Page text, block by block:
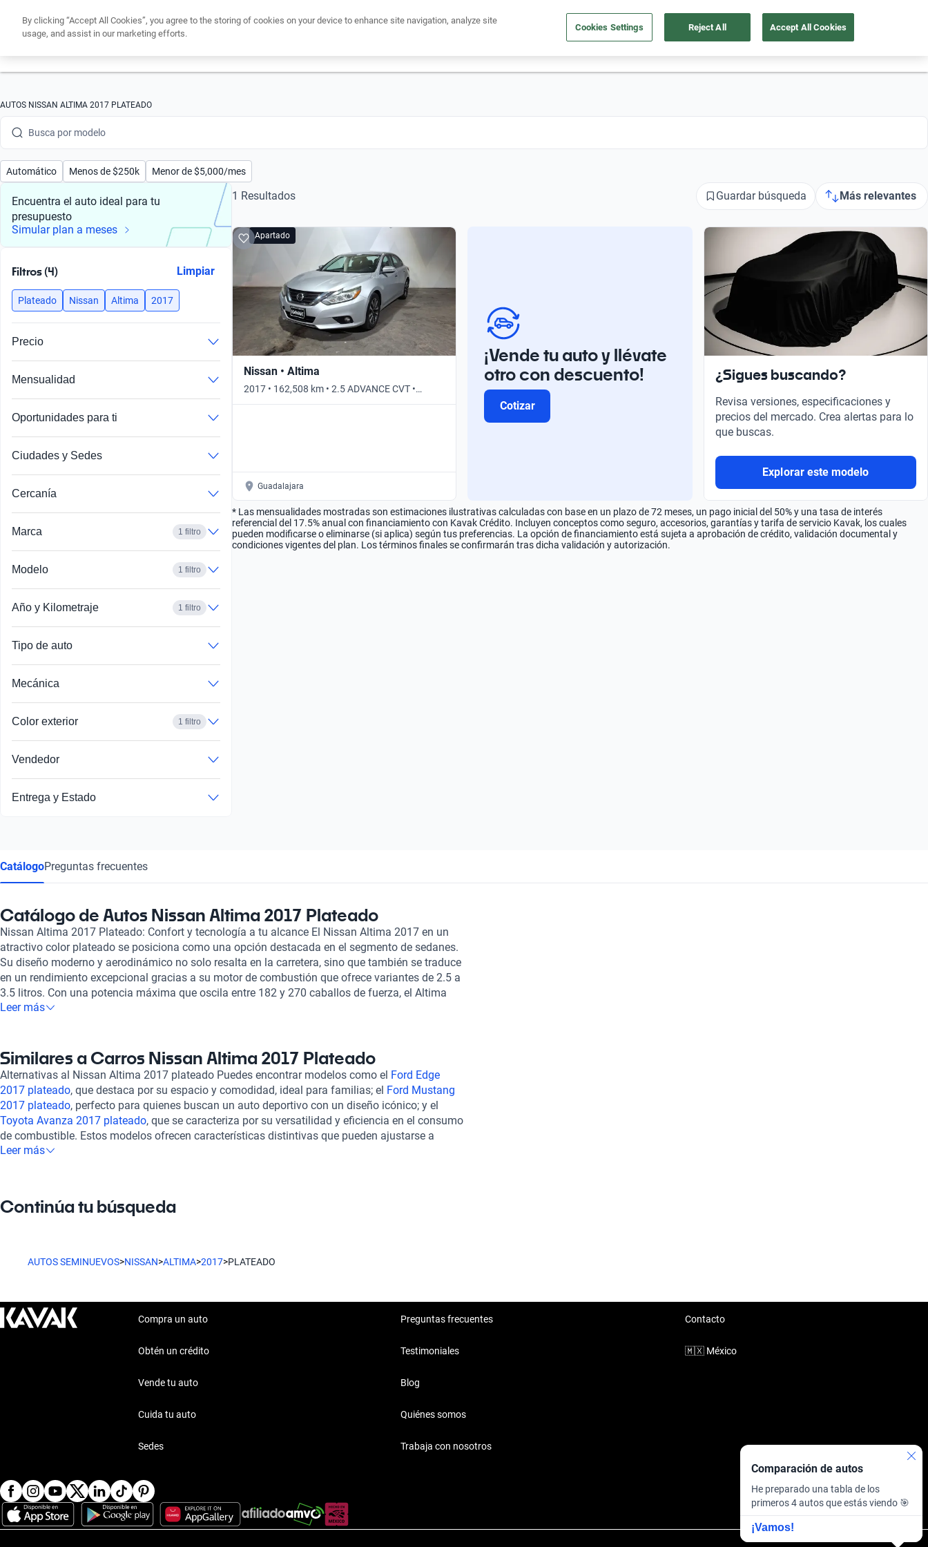
Cuida tu auto Nosotros 55 4162 9202 Ubicación
AUTOS NISSAN ALTIMA 2017 PLATEADO
Busca por marca
Busca por modelo
Busca por versión
Busca por marca
Busca por año
Automático Menos de $250k Menor de $5,000/mes
Encuentra el auto ideal para tu
presupuesto
Simular plan a meses
Filtros (4) Limpiar
Plateado Nissan Altima 2017
Precio
Mensualidad
Oportunidades para ti
Ciudades y Sedes
Cercanía
Marca 1 filtro
Modelo 1 filtro
Año y Kilometraje 1 filtro
Tipo de auto
Mecánica
Color exterior 1 filtro
Vendedor
Entrega y Estado
1 Resultados Guardar búsqueda Más relevantes
Apartado
Nissan • Altima
2017 • 162,508 km • 2.5 ADVANCE CVT •
Automático
Guadalajara
¡Vende tu auto y llévate
otro con descuento!
Cotizar
¿Sigues buscando?
Revisa versiones, especificaciones y
precios del mercado. Crea alertas para lo
que buscas.
Explorar este modelo
* Las mensualidades mostradas son estimaciones ilustrativas calculadas con base en un plazo de 72 meses, un pago inicial del 50% y una tasa de interés
referencial del 17.5% anual con financiamiento con Kavak Crédito. Incluyen conceptos como seguro, accesorios, garantías y tarifa de servicio Kavak, los cuales
pueden modificarse o eliminarse (si aplica) según tus preferencias. La opción de financiamiento está sujeta a aprobación de crédito, validación documental y
condiciones vigentes del plan. Los términos finales se confirmarán tras dicha validación y autorización.
CatálogoPreguntas frecuentes
Catálogo de Autos Nissan Altima 2017 Plateado
Nissan Altima 2017 Plateado: Confort y tecnología a tu alcance El Nissan Altima 2017 en un
atractivo color plateado se posiciona como una opción destacada en el segmento de sedanes.
Su diseño moderno y aerodinámico no solo resalta en la carretera, sino que también se traduce
en un rendimiento excepcional gracias a su motor de combustión que ofrece variantes de 2.5 a
3.5 litros. Con una potencia máxima que oscila entre 182 y 270 caballos de fuerza, el Altima
proporciona una experiencia de conducción tanto dinámica como eficiente, logrando un
pasajeros y opciones de asientos de cuero y tela que aseguran un viaje placentero, mientras
que su techo solar aporta un toque de lujo y ventilación. Equipado con seis airbags, este
vehículo también prioriza la seguridad de sus ocupantes. Además, cuenta con sofisticadas
características como cámara de estacionamiento que facilita las maniobras en espacios
reducidos, aumentando así la confianza al conducir. Kavak se compromete a ofrecer la mejor
experiencia de compra al adquirir un Nissan Altima 2017 plateado. Todos nuestros vehículos
pasan por rigurosas inspecciones en más de 240 puntos, garantizando su óptimo estado
asegurando que disfrutes de tu Nissan Altima sin preocupaciones.
Leer más
Similares a Carros Nissan Altima 2017 Plateado
Alternativas al Nissan Altima 2017 plateado Puedes encontrar modelos como el Ford Edge
2017 plateado, que destaca por su espacio y comodidad, ideal para familias; el Ford Mustang
2017 plateado, perfecto para quienes buscan un auto deportivo con un diseño icónico; y el
Toyota Avanza 2017 plateado, que se caracteriza por su versatilidad y eficiencia en el consumo
de combustible. Estos modelos ofrecen características distintivas que pueden ajustarse a
diferentes preferencias y necesidades, mientras compiten directamente en el mismo segmento
Leer más
Continúa tu búsqueda
AUTOS SEMINUEVOS>NISSAN>ALTIMA>2017>PLATEADO
Comparación de autos
He preparado una tabla de los
primeros 4 autos que estás viendo 🎯
¡Vamos!
Compra un auto
Obtén un crédito
Vende tu auto
Cuida tu auto
Sedes
Preguntas frecuentes
Testimoniales
Blog
Quiénes somos
Trabaja con nosotros
Contacto
🇲🇽 México
By clicking “Accept All Cookies”, you agree to the storing of cookies on your device to enhance site navigation, analyze site
usage, and assist in our marketing efforts.
Cookies Settings Reject All Accept All Cookies